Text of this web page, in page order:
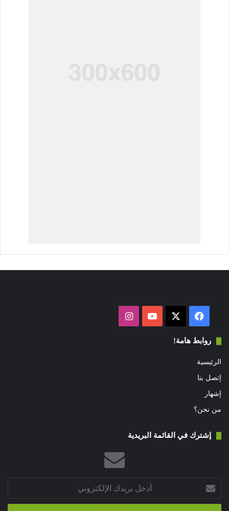
فيسبوك ‫YouTubeانستقرام
روابط هامة!
الرئيسية
إتصل بنا
إشهار
من نحن؟
إشترك في القائمة البريدية
بريدك
الإلكتروني